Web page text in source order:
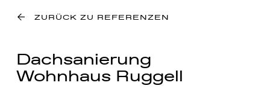
ZURÜCK ZU REFERENZEN
Dachsanierung
Wohnhaus Ruggell